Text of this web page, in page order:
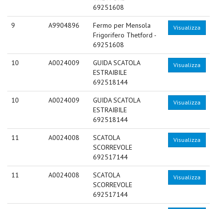
69251608
9 A9904896
Fermo per Mensola
Frigorifero Thetford -
69251608
Visualizza
10 A0024009
GUIDA SCATOLA
ESTRAIBILE
692518144
Visualizza
10 A0024009
GUIDA SCATOLA
ESTRAIBILE
692518144
Visualizza
11 A0024008
SCATOLA
SCORREVOLE
692517144
Visualizza
11 A0024008
SCATOLA
SCORREVOLE
692517144
Visualizza